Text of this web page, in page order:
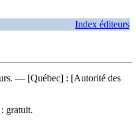
Index éditeurs
— [Québec] : [Autorité des
gratuit.